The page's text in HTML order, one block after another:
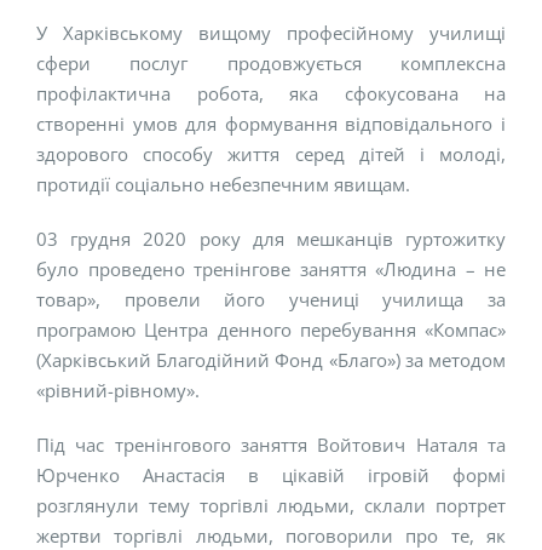
У Харківському вищому професійному училищі
сфери послуг продовжується комплексна
профілактична робота, яка сфокусована на
створенні умов для формування відповідального і
здорового способу життя серед дітей і молоді,
протидії соціально небезпечним явищам.
03 грудня 2020 року для мешканців гуртожитку
було проведено тренінгове заняття «Людина – не
товар», провели його учениці училища за
програмою Центра денного перебування «Компас»
(Харківський Благодійний Фонд «Благо») за методом
«рівний-рівному».
Під час тренінгового заняття Войтович Наталя та
Юрченко Анастасія в цікавій ігровій формі
розглянули тему торгівлі людьми, склали портрет
жертви торгівлі людьми, поговорили про те, як